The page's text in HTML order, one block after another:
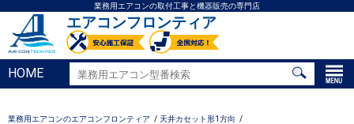
業務用エアコンの取付工事と機器販売の専門店
エアコンフロンティア
HOME
業務用エアコンのエアコンフロンティア
天井カセット形1方向